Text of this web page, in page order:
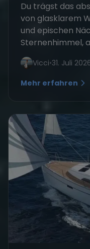
Du trägst das
von glasklarem
und epischen
Sternenhimmel,
Vicci•31. Juli
Mehr erfahren